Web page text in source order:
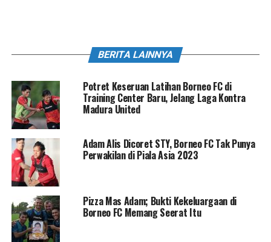
BERITA LAINNYA
Potret Keseruan Latihan Borneo FC di
Training Center Baru, Jelang Laga Kontra
Madura United
Adam Alis Dicoret STY, Borneo FC Tak Punya
Perwakilan di Piala Asia 2023
Pizza Mas Adam; Bukti Kekeluargaan di
Borneo FC Memang Seerat Itu